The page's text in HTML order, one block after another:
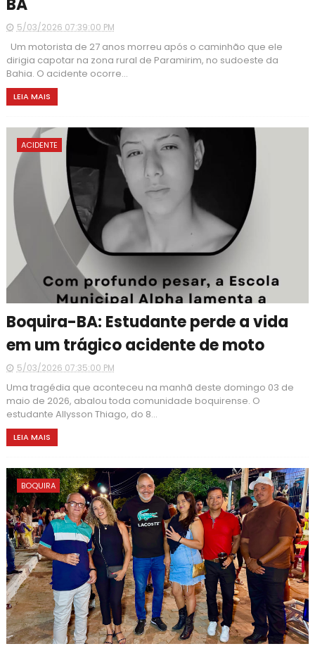
BA
5/03/2026 07:39:00 PM
Um motorista de 27 anos morreu após o caminhão que ele
dirigia capotar na zona rural de Paramirim, no sudoeste da
Bahia. O acidente ocorre...
LEIA MAIS
ACIDENTE
Boquira-BA: Estudante perde a vida
em um trágico acidente de moto
5/03/2026 07:35:00 PM
Uma tragédia que aconteceu na manhã deste domingo 03 de
maio de 2026, abalou toda comunidade boquirense. O
estudante Allysson Thiago, do 8...
LEIA MAIS
BOQUIRA